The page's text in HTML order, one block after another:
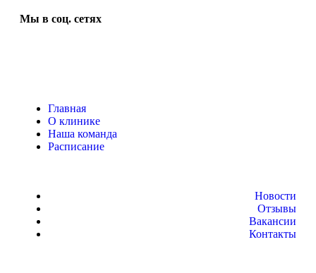
Мы в соц. сетях
Главная
О клинике
Наша команда
Расписание
Новости
Отзывы
Вакансии
Контакты